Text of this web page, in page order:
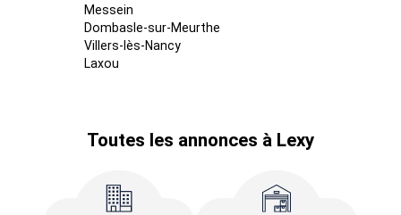
Messein
Dombasle-sur-Meurthe
Villers-lès-Nancy
Laxou
Toutes les annonces à Lexy